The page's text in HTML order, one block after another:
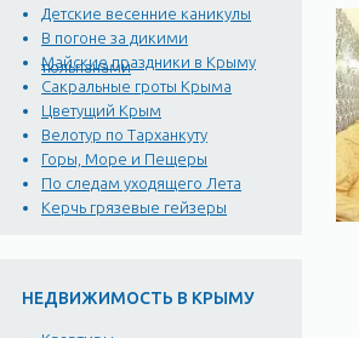
Детские весенние каникулы
В погоне за дикими
тюльпанами
Майские праздники в Крыму
Сакральные гроты Крыма
Цветущий Крым
Велотур по Тарханкуту
Горы, Море и Пещеры
По следам уходящего Лета
Керчь грязевые гейзеры
НЕДВИЖИМОСТЬ В КРЫМУ